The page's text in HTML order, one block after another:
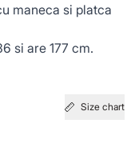
maneca si platca
si are 177 cm.
Size chart